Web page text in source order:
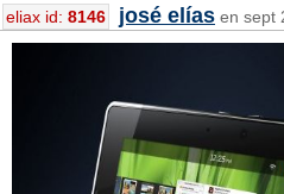
eliax id: 8146 josé elías en sept